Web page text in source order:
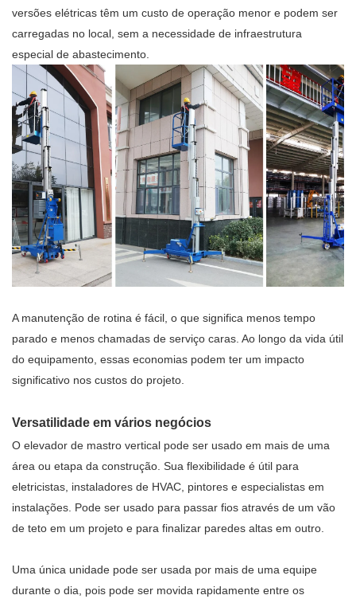
versões elétricas têm um custo de operação menor e podem ser
carregadas no local, sem a necessidade de infraestrutura
especial de abastecimento.
A manutenção de rotina é fácil, o que significa menos tempo
parado e menos chamadas de serviço caras. Ao longo da vida útil
do equipamento, essas economias podem ter um impacto
significativo nos custos do projeto.
Versatilidade em vários negócios
O elevador de mastro vertical pode ser usado em mais de uma
área ou etapa da construção. Sua flexibilidade é útil para
eletricistas, instaladores de HVAC, pintores e especialistas em
instalações. Pode ser usado para passar fios através de um vão
de teto em um projeto e para finalizar paredes altas em outro.
Uma única unidade pode ser usada por mais de uma equipe
durante o dia, pois pode ser movida rapidamente entre os